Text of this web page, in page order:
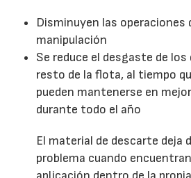
Disminuyen las
manipulación
Se reduce el desgaste de los
resto de la flota, al tiempo
pueden mantenerse en
durante todo el año
El material de descarte deja
problema cuando